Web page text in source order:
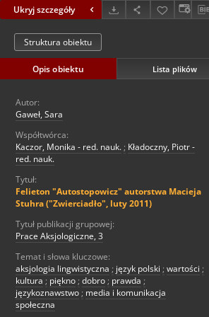
Ukryj szczegóły
Struktura obiektu
Opis obiektu Lista plików
Autor:
Gaweł, Sara
Współtwórca:
Kaczor, Monika - red. nauk. ; Kładoczny, Piotr -
red. nauk.
Tytuł:
Felieton "Autostopowicz" autorstwa Macieja
Stuhra ("Zwierciadło", luty 2011)
Tytuł publikacji grupowej:
Prace Aksjologiczne, 3
Temat i słowa kluczowe:
aksjologia lingwistyczna ; język polski ; wartości ;
kultura ; piękno ; dobro ; prawda ;
językoznawstwo ; media i komunikacja
społeczna